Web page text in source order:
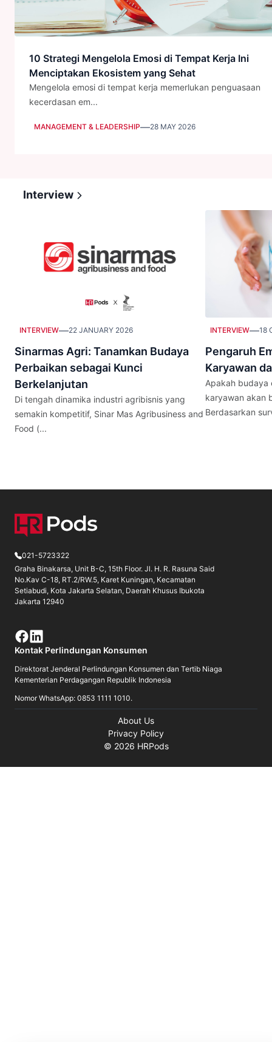
10 Strategi Mengelola Emosi di Tempat Kerja Ini
Menciptakan Ekosistem yang Sehat
Mengelola emosi di tempat kerja memerlukan penguasaan
kecerdasan em...
MANAGEMENT & LEADERSHIP—28 MAY 2026
Interview
INTERVIEW—22 JANUARY 2026
Sinarmas Agri: Tanamkan Budaya
Perbaikan sebagai Kunci
Berkelanjutan
Di tengah dinamika industri agribisnis yang
semakin kompetitif, Sinar Mas Agribusiness and
Food (...
INTERVIEW—18
Pengaruh
Karyawan
Apakah budaya
karyawan akan
Berdasarkan
021-5723322
Graha Binakarsa, Unit B-C, 15th Floor. Jl. H. R. Rasuna Said
No.Kav C-18, RT.2/RW.5, Karet Kuningan, Kecamatan
Setiabudi, Kota Jakarta Selatan, Daerah Khusus Ibukota
Jakarta 12940
Kontak Perlindungan Konsumen
Direktorat Jenderal Perlindungan Konsumen dan Tertib Niaga
Kementerian Perdagangan Republik Indonesia
Nomor WhatsApp: 0853 1111 1010.
About Us
Privacy Policy
© 2026 HRPods